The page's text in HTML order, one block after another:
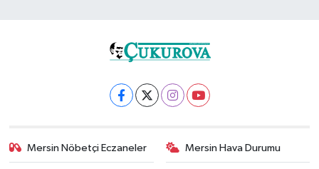
Mersin Nöbetçi Eczaneler Mersin Hava Durumu